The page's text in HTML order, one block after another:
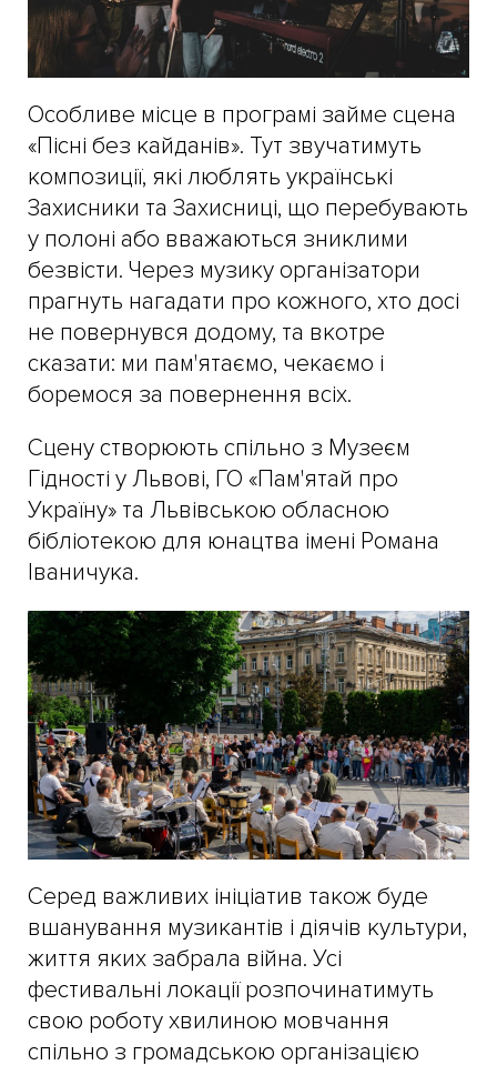
Особливе місце в програмі займе сцена
«Пісні без кайданів». Тут звучатимуть
композиції, які люблять українські
Захисники та Захисниці, що перебувають
у полоні або вважаються зниклими
безвісти. Через музику організатори
прагнуть нагадати про кожного, хто досі
не повернувся додому, та вкотре
сказати: ми пам'ятаємо, чекаємо і
боремося за повернення всіх.
Сцену створюють спільно з Музеєм
Гідності у Львові, ГО «Пам'ятай про
Україну» та Львівською обласною
бібліотекою для юнацтва імені Романа
Іваничука.
Серед важливих ініціатив також буде
вшанування музикантів і діячів культури,
життя яких забрала війна. Усі
фестивальні локації розпочинатимуть
свою роботу хвилиною мовчання
спільно з громадською організацією